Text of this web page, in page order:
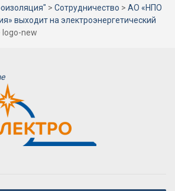
> Сотрудничество > АО «НПО
выходит на электроэнергетический
logo-new